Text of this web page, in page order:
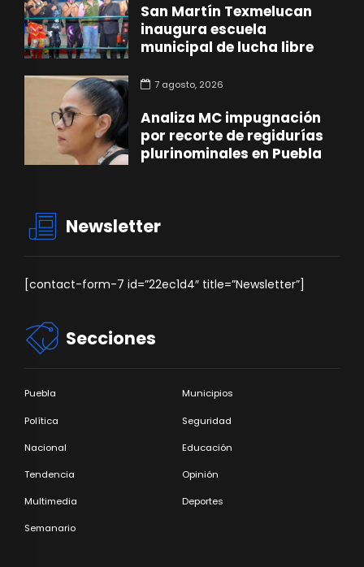
San Martín Texmelucan
inaugura escuela
municipal de lucha libre
7 agosto, 2026
Analiza MC impugnación
por recorte de regidurías
plurinominales en Puebla
Newsletter
[contact-form-7 id=”22ec1d4″ title=”Newsletter”]
Secciones
Puebla Municipios
Política Seguridad
Nacional Educación
Tendencia Opinión
Multimedia Deportes
Semanario